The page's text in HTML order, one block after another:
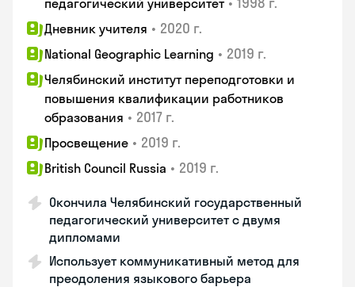
педагогический университет
Дневник учителя • 2020 г.
National Geographic Learning • 2019 г.
Челябинский институт переподготовки и
повышения квалификации работников
образования • 2017 г.
Просвещение • 2019 г.
British Council Russia • 2019 г.
Окончила Челябинский государственный
педагогический университет с двумя
дипломами
Использует коммуникативный метод для
преодоления языкового барьера